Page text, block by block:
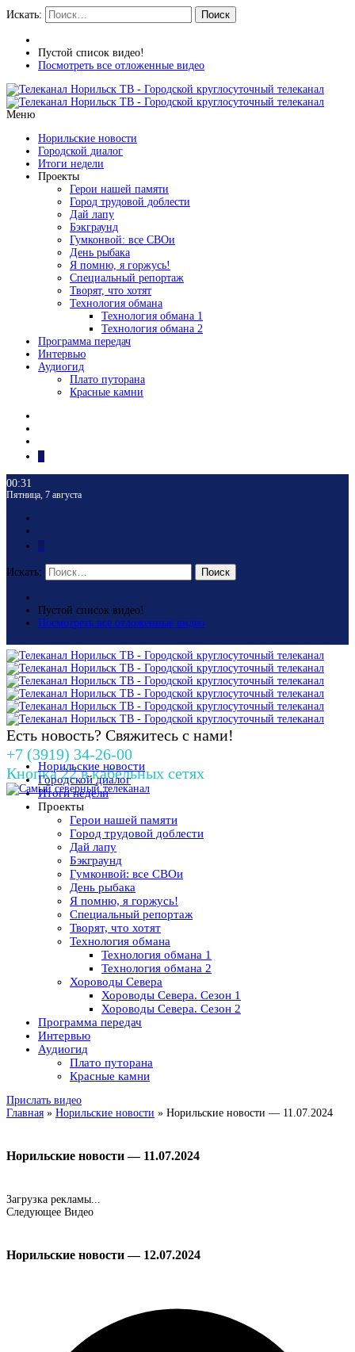
Искать: Поиск
Пустой список видео!
Посмотреть все отложенные видео
Меню
Норильские новости
Городской диалог
Итоги недели
Проекты
Герои нашей памяти
Город трудовой доблести
Дай лапу
Бэкграунд
Гумконвой: все СВОи
День рыбака
Я помню, я горжусь!
Специальный репортаж
Творят, что хотят
Технология обмана
Технология обмана 1
Технология обмана 2
Программа передач
Интервью
Аудиогид
Плато путорана
Красные камни
00:31
Пятница, 7 августа
Искать: Поиск
Пустой список видео!
Посмотреть все отложенные видео
Есть новость? Свяжитесь с нами!
+7 (3919) 34-26-00
Кнопка 22 в кабельных сетях
Норильские новости
Городской диалог
Итоги недели
Проекты
Герои нашей памяти
Город трудовой доблести
Дай лапу
Бэкграунд
Гумконвой: все СВОи
День рыбака
Я помню, я горжусь!
Специальный репортаж
Творят, что хотят
Технология обмана
Технология обмана 1
Технология обмана 2
Хороводы Севера
Хороводы Севера. Сезон 1
Хороводы Севера. Сезон 2
Программа передач
Интервью
Аудиогид
Плато путорана
Красные камни
Прислать видео
Главная » Норильские новости » Норильские новости — 11.07.2024
Норильские новости — 11.07.2024
Загрузка рекламы...
Следующее Видео
Норильские новости — 12.07.2024